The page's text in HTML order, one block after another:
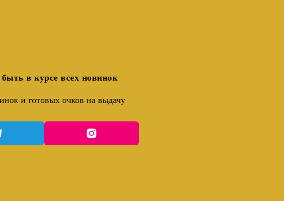
быть в курсе всех новинок
и готовых очков на выдачу